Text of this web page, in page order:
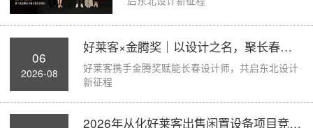
06
2026-08
好莱客×金腾奖｜以设计之名，聚长春力量，...
好莱客携手金腾奖赋能长春设计师，共启东北设计
新征程
2026年从化好莱客出售闲置设备项目竞价公...